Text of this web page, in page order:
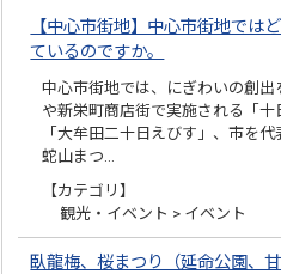
【中心市街地】中心市街地では
ているのですか。
中心市街地では、にぎわいの創
や新栄町商店街で実施される「十
「大牟田二十日えびす」、市を
蛇山まつ…
【カテゴリ】
観光・イベント > イベント
臥龍梅、桜まつり（延命公園、